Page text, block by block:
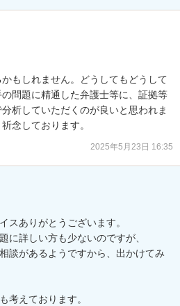
もしれません。どうしてもどうして
問題に精通した弁護士等に、証拠等
析していただくのが良いと思われま
念しております。
2025年5月23日 16:35
スありがとうございます。
に詳しい方も少ないのですが、
談があるようですから、出かけてみ
考えております。